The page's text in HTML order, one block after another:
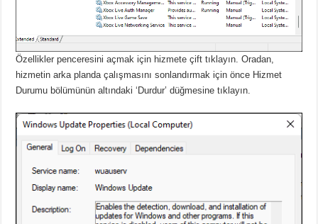
Özellikler penceresini açmak için hizmete çift tıklayın.Oradan,
hizmetin arka planda çalışmasını sonlandırmak için önce Hizmet
Durumu bölümünün altındaki ‘Durdur’ düğmesine tıklayın.